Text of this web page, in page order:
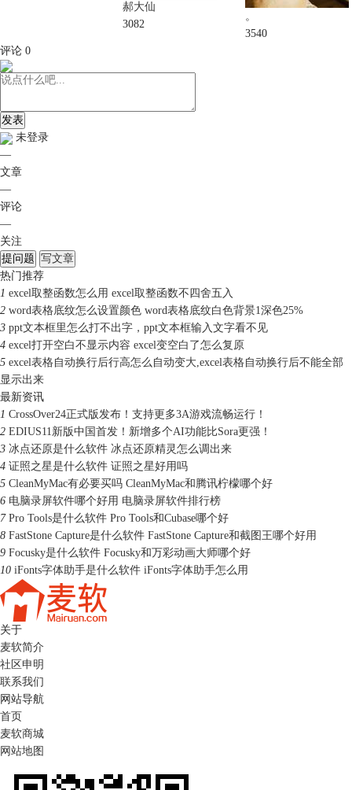
郝大仙
3082
。
3540
评论 0
发表
未登录
—
文章
—
评论
—
关注
提问题 写文章
热门推荐
1 excel取整函数怎么用 excel取整函数不四舍五入
2 word表格底纹怎么设置颜色 word表格底纹白色背景1深色25%
3 ppt文本框里怎么打不出字，ppt文本框输入文字看不见
4 excel打开空白不显示内容 excel变空白了怎么复原
5 excel表格自动换行后行高怎么自动变大,excel表格自动换行后不能全部
显示出来
最新资讯
1 CrossOver24正式版发布！支持更多3A游戏流畅运行！
2 EDIUS11新版中国首发！新增多个AI功能比Sora更强！
3 冰点还原是什么软件 冰点还原精灵怎么调出来
4 证照之星是什么软件 证照之星好用吗
5 CleanMyMac有必要买吗 CleanMyMac和腾讯柠檬哪个好
6 电脑录屏软件哪个好用 电脑录屏软件排行榜
7 Pro Tools是什么软件 Pro Tools和Cubase哪个好
8 FastStone Capture是什么软件 FastStone Capture和截图王哪个好用
9 Focusky是什么软件 Focusky和万彩动画大师哪个好
10 iFonts字体助手是什么软件 iFonts字体助手怎么用
关于
麦软简介
社区申明
联系我们
网站导航
首页
麦软商城
网站地图